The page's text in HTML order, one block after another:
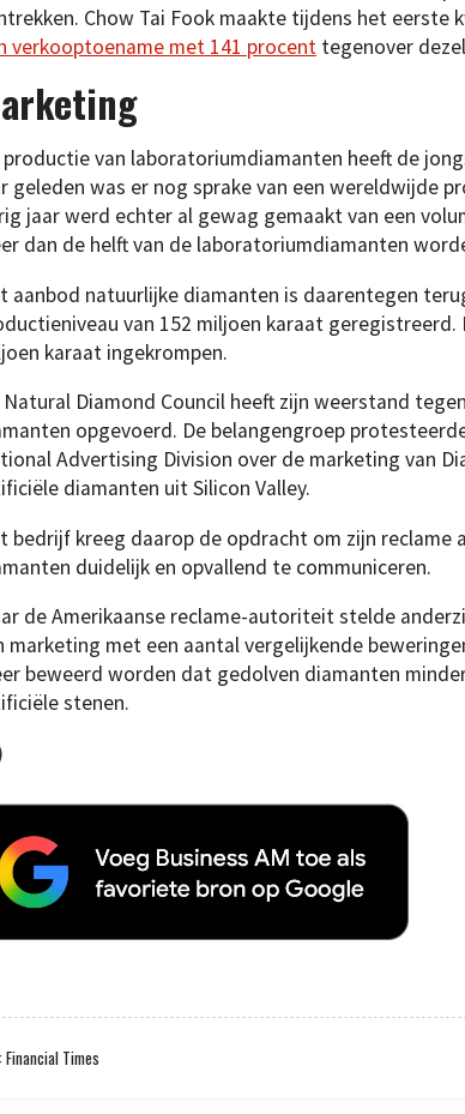
Chow Tai Fook maakte tijdens het eerste
verkooptoename met 141 procent tegenover
productie van laboratoriumdiamanten heeft de
geleden was er nog sprake van een wereldwijde
jaar werd echter al gewag gemaakt van een
dan de helft van de laboratoriumdiamanten
aanbod natuurlijke diamanten is daarentegen
van 152 miljoen karaat
karaat ingekrompen.
Natural Diamond Council heeft zijn weerstand
opgevoerd. De belangengroep
Advertising Division over de marketing van
diamanten uit Silicon Valley.
bedrijf kreeg daarop de opdracht om zijn reclame
duidelijk en opvallend te communiceren.
de Amerikaanse reclame-autoriteit stelde
marketing met een aantal vergelijkende
beweerd worden dat gedolven diamanten
stenen.
Financial Times